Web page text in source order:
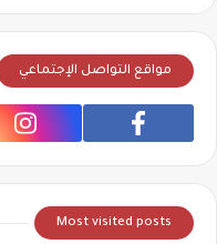
مواقع التواصل الإجتماعي
Most visited posts